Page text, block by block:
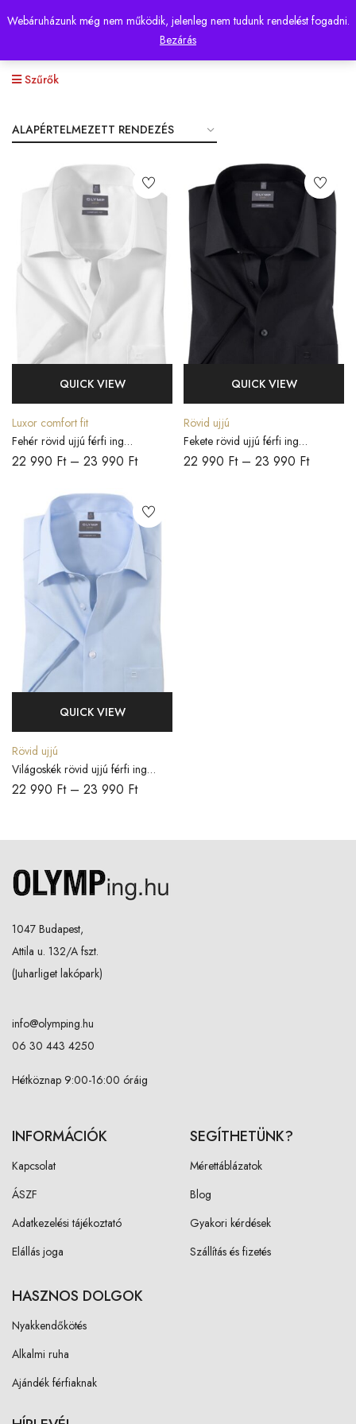
Webáruházunk még nem működik, jelenleg nem tudunk rendelést fogadni.
Bezárás
Szűrők
QUICK VIEW
Luxor comfort fit
Fehér rövid ujjú férfi ing
COMFORT FIT
22 990 Ft– 23 990 Ft
QUICK VIEW
Rövid ujjú
Fekete rövid ujjú férfi ing
COMFORT FIT
22 990 Ft– 23 990 Ft
QUICK VIEW
Rövid ujjú
Világoskék rövid ujjú férfi ing
COMFORT FIT
22 990 Ft– 23 990 Ft
1047 Budapest,
Attila u. 132/A fszt.
(Juharliget lakópark)
info@olymping.hu
06 30 443 4250
Hétköznap 9:00-16:00 óráig
INFORMÁCIÓK
Kapcsolat
ÁSZF
Adatkezelési tájékoztató
Elállás joga
SEGÍTHETÜNK?
Mérettáblázatok
Blog
Gyakori kérdések
Szállítás és fizetés
HASZNOS DOLGOK
Nyakkendőkötés
Alkalmi ruha
Ajándék férfiaknak